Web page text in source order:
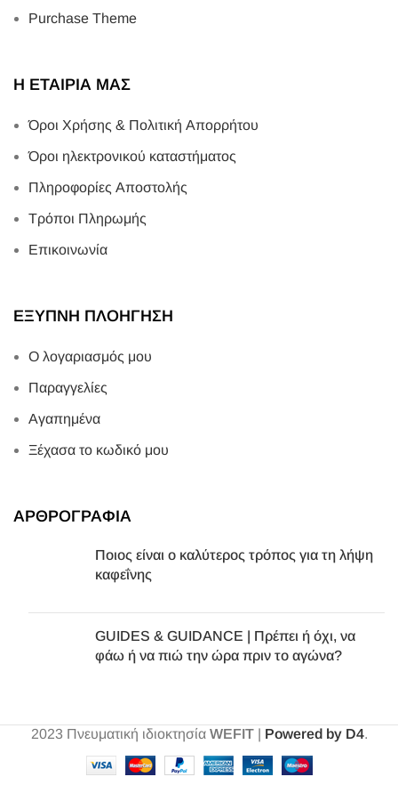
Purchase Theme
Η ΕΤΑΙΡΙΑ ΜΑΣ
Όροι Χρήσης & Πολιτική Απορρήτου
Όροι ηλεκτρονικού καταστήματος
Πληροφορίες Αποστολής
Τρόποι Πληρωμής
Επικοινωνία
ΕΞΥΠΝΗ ΠΛΟΗΓΗΣΗ
Ο λογαριασμός μου
Παραγγελίες
Αγαπημένα
Ξέχασα το κωδικό μου
ΑΡΘΡΟΓΡΑΦΙΑ
Ποιος είναι ο καλύτερος τρόπος για τη λήψη
καφεΐνης
GUIDES & GUIDANCE | Πρέπει ή όχι, να
φάω ή να πιώ την ώρα πριν το αγώνα?
2023 Πνευματική ιδιοκτησία WEFIT| Powered by D4.